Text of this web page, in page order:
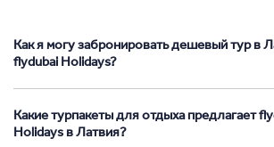
Как я могу забронировать дешевый тур в
flydubai Holidays?
Какие турпакеты для отдыха предлагает
Holidays в Латвия?